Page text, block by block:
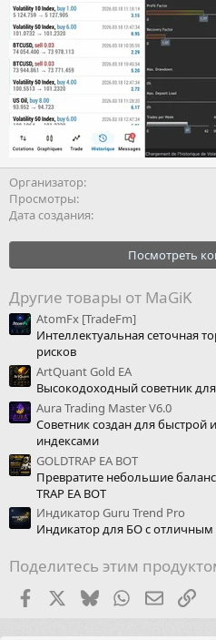
Организатор
Просмотры
Дата создания
Посмотреть
Другие товары от MaGiK
AtomFx [TradeFm]
Интеллектуальная сеточная
рисков
ArtQuant Gold EA
Высокодоходный советник для
Aura Trading Master V6.0
Советник создан для
индексами
GOLDTRAP EA BOT
Превратите небольшие
TRAP EA BOT
Индикатор Guru Trend Pro
Индикатор для БО с отличным
Поделитесь этим
FacebookX (Twitter)
BlueskyWhatsApp